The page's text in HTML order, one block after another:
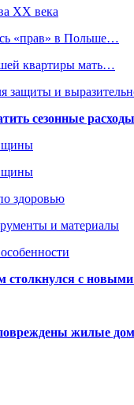
ХХ века
«прав» в Польше…
квартиры мать…
защиты и
сезонные расходы
здоровью
и материалы
с новыми
жилые